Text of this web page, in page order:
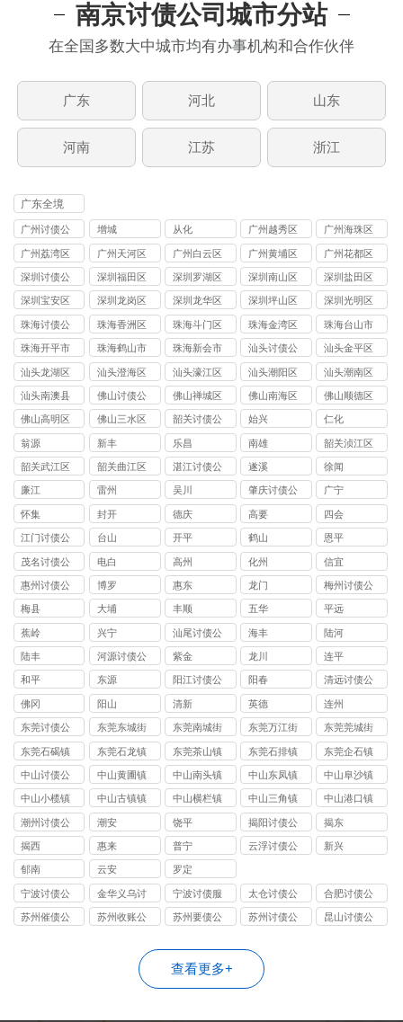
南京讨债公司城市分站
在全国多数大中城市均有办事机构和合作伙伴
广东 河北 山东
河南 江苏 浙江
广东全境
广州讨债公
司
增城 从化
广州越秀区
讨债公司
广州海珠区
讨债公司
广州荔湾区
讨债公司
广州天河区
讨债公司
广州白云区
讨债公司
广州黄埔区
讨债公司
广州花都区
讨债公司
深圳讨债公
司
深圳福田区
要债公司
深圳罗湖区
要债公司
深圳南山区
要债公司
深圳盐田区
要债公司
深圳宝安区
要债公司
深圳龙岗区
要债公司
深圳龙华区
要债公司
深圳坪山区
要债公司
深圳光明区
要债公司
珠海讨债公
司
珠海香洲区
讨债公司
珠海斗门区
讨债公司
珠海金湾区
讨债公司
珠海台山市
讨债公司
珠海开平市
讨债公司
珠海鹤山市
讨债公司
珠海新会市
讨债公司
汕头讨债公
司
汕头金平区
讨债公司
汕头龙湖区
讨债公司
汕头澄海区
讨债公司
汕头濠江区
讨债公司
汕头潮阳区
讨债公司
汕头潮南区
讨债公司
汕头南澳县
讨债公司
佛山讨债公
司
佛山禅城区
讨债公司
佛山南海区
讨债公司
佛山顺德区
讨债公司
佛山高明区
讨债公司
佛山三水区
讨债公司
韶关讨债公
司
始兴 仁化
翁源 新丰 乐昌 南雄
韶关浈江区
讨债公司
韶关武江区
讨债公司
韶关曲江区
讨债公司
湛江讨债公
司
遂溪 徐闻
廉江 雷州 吴川
肇庆讨债公
司
广宁
怀集 封开 德庆 高要 四会
江门讨债公
司
台山 开平 鹤山 恩平
茂名讨债公
司
电白 高州 化州 信宜
惠州讨债公
司
博罗 惠东 龙门
梅州讨债公
司
梅县 大埔 丰顺 五华 平远
蕉岭 兴宁
汕尾讨债公
司
海丰 陆河
陆丰
河源讨债公
司
紫金 龙川 连平
和平 东源
阳江讨债公
司
阳春
清远讨债公
司
佛冈 阳山 清新 英德 连州
东莞讨债公
司
东莞东城街
道讨债公司
东莞南城街
道讨债公司
东莞万江街
道讨债公司
东莞莞城街
道讨债公司
东莞石碣镇
讨债公司
东莞石龙镇
讨债公司
东莞茶山镇
讨债公司
东莞石排镇
讨债公司
东莞企石镇
讨债公司
中山讨债公
司
中山黄圃镇
讨债公司
中山南头镇
讨债公司
中山东凤镇
讨债公司
中山阜沙镇
讨债公司
中山小榄镇
讨债公司
中山古镇镇
讨债公司
中山横栏镇
讨债公司
中山三角镇
讨债公司
中山港口镇
讨债公司
潮州讨债公
司
潮安 饶平
揭阳讨债公
司
揭东
揭西 惠来 普宁
云浮讨债公
新兴
郁南 云安 罗定
宁波讨债公
司
金华义乌讨
债公司
宁波讨债服
务
太仓讨债公
司
合肥讨债公
司
苏州催债公
苏州收账公
苏州要债公
苏州讨债公
昆山讨债公
查看更多+